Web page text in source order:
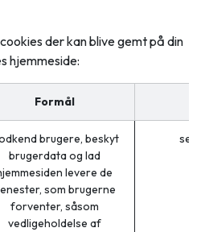
der kan blive gemt på din
hjemmeside:
Formål
brugere, beskyt
brugerdata og lad
levere de
som brugerne
forventer, såsom
vedligeholdelse af